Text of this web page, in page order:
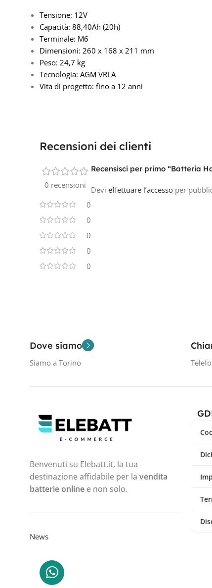
Tensione: 12V
Capacità: 88,40Ah (20h)
Terminale: M6
Dimensioni: 260 x 168 x 211 mm
Peso: 24,7 kg
Tecnologia: AGM VRLA
Vita di progetto: fino a 12 anni
Recensioni dei clienti
0 recensioni
0
0
0
0
0
Recensisci per primo “Batteria
Devi effettuare l’accesso per
Dove siamo
Siamo a Torino
Benvenuti su Elebatt.it, la tua
destinazione affidabile per la vendita
batterie online e non solo.
News